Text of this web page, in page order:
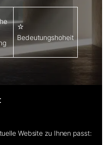
☆
Bedeutungshoheit
Website zu Ihnen passt: